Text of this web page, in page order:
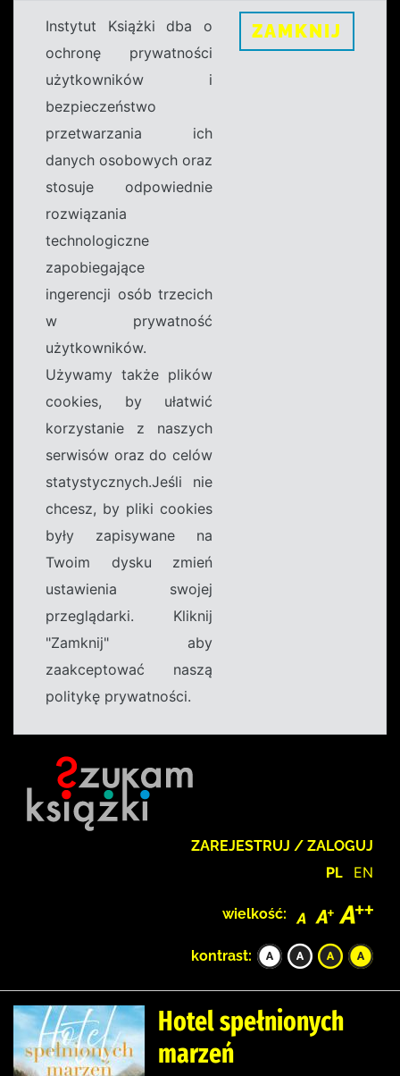
Instytut Książki dba o
ochronę prywatności
użytkowników i
bezpieczeństwo
przetwarzania ich
danych osobowych oraz
stosuje odpowiednie
rozwiązania
technologiczne
zapobiegające
ingerencji osób trzecich
w prywatność
użytkowników.
Używamy także plików
cookies, by ułatwić
korzystanie z naszych
serwisów oraz do celów
statystycznych.Jeśli nie
chcesz, by pliki cookies
były zapisywane na
Twoim dysku zmień
ustawienia swojej
przeglądarki. Kliknij
"Zamknij" aby
zaakceptować naszą
politykę prywatności.
ZAMKNIJ
ZAREJESTRUJ / ZALOGUJ
PL EN
wielkość:
kontrast:
Hotel spełnionych
marzeń